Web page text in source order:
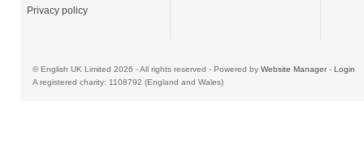
Privacy policy
© English UK Limited 2026 - All rights reserved - Powered by Website Manager- Login
A registered charity: 1108792 (England and Wales)